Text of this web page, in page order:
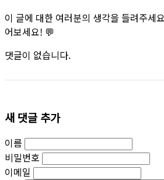
이 글에 대한 여러분의 생각을 들려주세
어보세요! 💬
댓글이 없습니다.
새 댓글 추가
이름
비밀번호
이메일